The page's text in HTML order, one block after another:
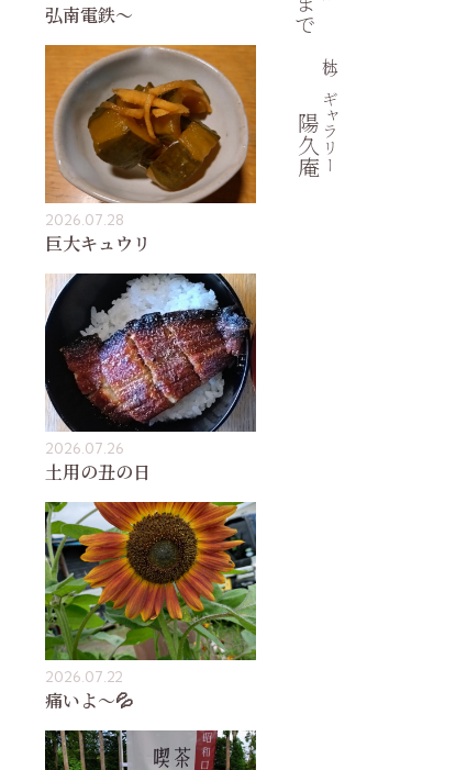
杜のギャラリー
陽久庵
弘南電鉄〜
2026.07.28
巨大キュウリ
2026.07.26
土用の丑の日
2026.07.22
痛いよ〜💦